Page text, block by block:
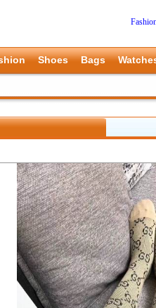
Shoes Bags
上一张